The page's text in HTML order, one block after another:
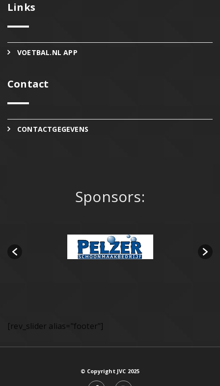
Links
VOETBAL.NL APP
Contact
CONTACTGEGEVENS
Sponsors:
[rev_slider alias="footer"]
© Copyright JVC 2025